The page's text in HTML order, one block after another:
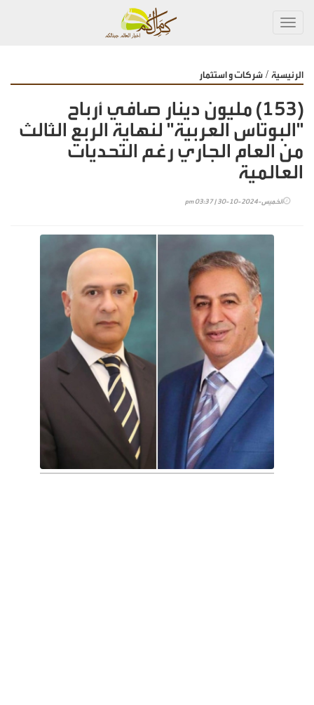
الرئيسية / شركات و استثمار
(153) مليون دينار صافي أرباح
"البوتاس العربية" لنهاية الربع الثالث
من العام الجاري رغم التحديات
العالمية
الخميس-2024-10-30 | 03:37 pm